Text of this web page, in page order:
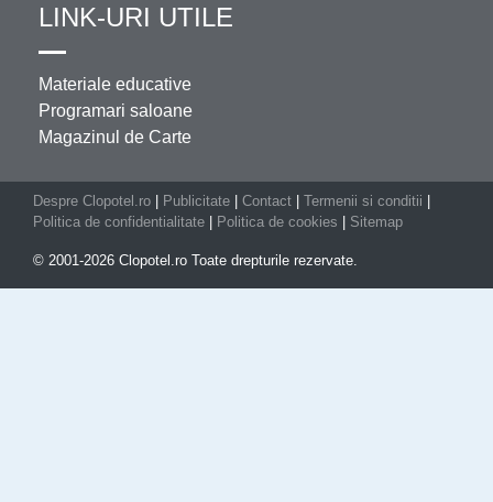
LINK-URI UTILE
Materiale educative
Programari saloane
Magazinul de Carte
Despre Clopotel.ro Publicitate Contact Termenii si conditii
Politica de confidentialitate
Politica de cookies Sitemap
© 2001-2026 Clopotel.ro Toate drepturile rezervate.